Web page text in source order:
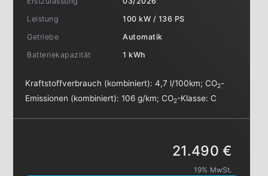
Leistung
100 kW / 136 PS
Getriebe
Automatik
Batteriekapazität
1 kWh
Kraftstoffverbrauch (kombiniert):4,7 l/100km;CO2-
Emissionen (kombiniert):106 g/km;CO2-Klasse:C
21.490 €
19% MwSt.